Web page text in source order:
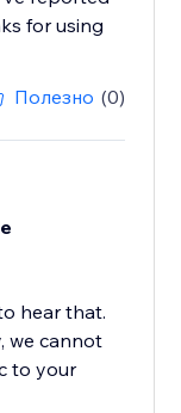
for using
Полезно (0)
hear that.
we cannot
to your